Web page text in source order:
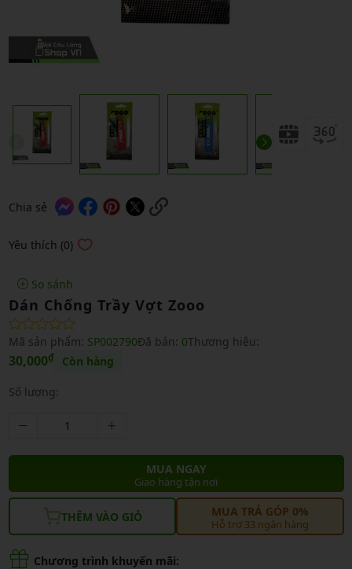
Chia sẻ
Yêu thích (0)
So sánh
Dán Chống Trầy Vợt Zooo
Mã sản phẩm: SP002790Đã bán: 0Thương hiệu:
30,000₫ Còn hàng
Số lượng:
MUA NGAY
Giao hàng tận nơi
THÊM VÀO GIỎ MUA TRẢ GÓP 0%
Hỗ trợ 33 ngân hàng
Chương trình khuyến mãi: